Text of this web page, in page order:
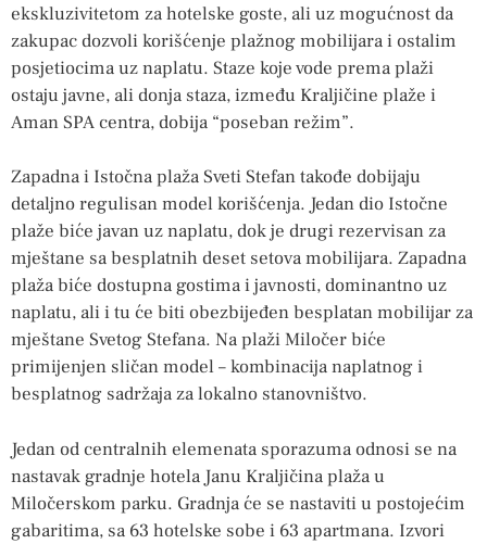
ekskluzivitetom za hotelske goste, ali uz mogućnost da
zakupac dozvoli korišćenje plažnog mobilijara i ostalim
posjetiocima uz naplatu. Staze koje vode prema plaži
ostaju javne, ali donja staza, između Kraljičine plaže i
Aman SPA centra, dobija “poseban režim”.
Zapadna i Istočna plaža Sveti Stefan takođe dobijaju
detaljno regulisan model korišćenja. Jedan dio Istočne
plaže biće javan uz naplatu, dok je drugi rezervisan za
mještane sa besplatnih deset setova mobilijara. Zapadna
plaža biće dostupna gostima i javnosti, dominantno uz
naplatu, ali i tu će biti obezbijeđen besplatan mobilijar za
mještane Svetog Stefana. Na plaži Miločer biće
primijenjen sličan model – kombinacija naplatnog i
besplatnog sadržaja za lokalno stanovništvo.
Jedan od centralnih elemenata sporazuma odnosi se na
nastavak gradnje hotela Janu Kraljičina plaža u
Miločerskom parku. Gradnja će se nastaviti u postojećim
gabaritima, sa 63 hotelske sobe i 63 apartmana. Izvori